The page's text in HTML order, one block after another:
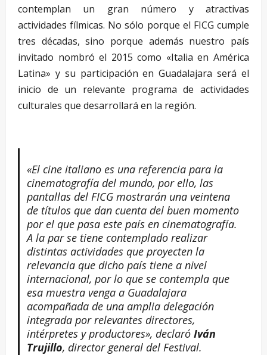
contemplan un gran número y atractivas
actividades fílmicas. No sólo porque el FICG cumple
tres décadas, sino porque además nuestro país
invitado nombró el 2015 como «Italia en América
Latina» y su participación en Guadalajara será el
inicio de un relevante programa de actividades
culturales que desarrollará en la región.
«El cine italiano es una referencia para la
cinematografía del mundo, por ello, las
pantallas del FICG mostrarán una veintena
de títulos que dan cuenta del buen momento
por el que pasa este país en cinematografía.
A la par se tiene contemplado realizar
distintas actividades que proyecten la
relevancia que dicho país tiene a nivel
internacional, por lo que se contempla que
esa muestra venga a Guadalajara
acompañada de una amplia delegación
integrada por relevantes directores,
intérpretes y productores», declaró Iván
Trujillo, director general del Festival.